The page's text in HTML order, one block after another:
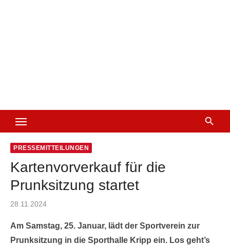
PRESSEMITTEILUNGEN
Kartenvorverkauf für die
Prunksitzung startet
Posted
28.11.2024
Am Samstag, 25. Januar, lädt der Sportverein zur
Prunksitzung in die Sporthalle Kripp ein. Los geht’s